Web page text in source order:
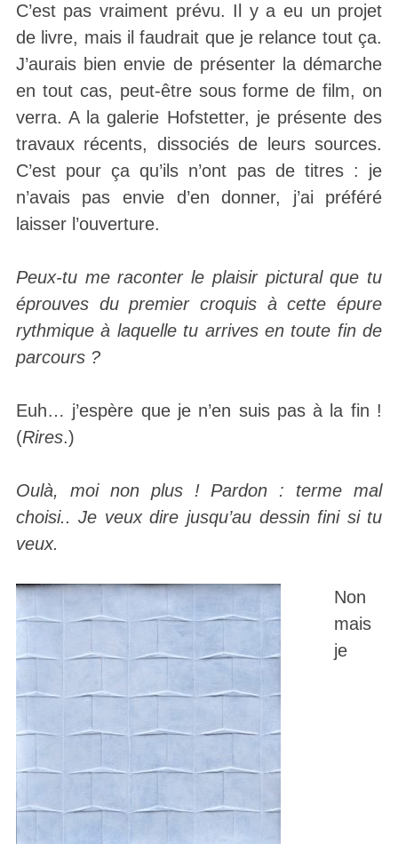
C’est pas vraiment prévu. Il y a eu un projet
de livre, mais il faudrait que je relance tout ça.
J’aurais bien envie de présenter la démarche
en tout cas, peut-être sous forme de film, on
verra. A la galerie Hofstetter, je présente des
travaux récents, dissociés de leurs sources.
C’est pour ça qu’ils n’ont pas de titres : je
n’avais pas envie d’en donner, j’ai préféré
laisser l’ouverture.
Peux-tu me raconter le plaisir pictural que tu
éprouves du premier croquis à cette épure
rythmique à laquelle tu arrives en toute fin de
parcours ?
Euh… j’espère que je n’en suis pas à la fin !
(Rires.)
Oulà, moi non plus ! Pardon : terme mal
choisi.. Je veux dire jusqu’au dessin fini si tu
veux.
Non
mais
je